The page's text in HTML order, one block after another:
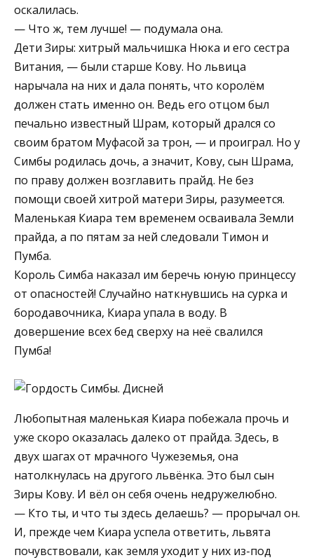
оскалилась.
— Что ж, тем лучше! — подумала она.
Дети Зиры: хитрый мальчишка Нюка и его сестра
Витания, — были старше Кову. Но львица
нарычала на них и дала понять, что королём
должен стать именно он. Ведь его отцом был
печально известный Шрам, который дрался со
своим братом Муфасой за трон, — и проиграл. Но у
Симбы родилась дочь, а значит, Кову, сын Шрама,
по праву должен возглавить прайд. Не без
помощи своей хитрой матери Зиры, разумеется.
Маленькая Киара тем временем осваивала Земли
прайда, а по пятам за ней следовали Тимон и
Пумба.
Король Симба наказал им беречь юную принцессу
от опасностей! Случайно наткнувшись на сурка и
бородавочника, Киара упала в воду. В
довершение всех бед сверху на неё свалился
Пумба!
Любопытная маленькая Киара побежала прочь и
уже скоро оказалась далеко от прайда. Здесь, в
двух шагах от мрачного Чужеземья, она
натолкнулась на другого львёнка. Это был сын
Зиры Кову. И вёл он себя очень недружелюбно.
— Кто ты, и что ты здесь делаешь? — прорычал он.
И, прежде чем Киара успела ответить, львята
почувствовали, как земля уходит у них из-под